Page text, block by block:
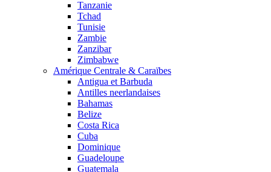
Tanzanie
Tchad
Tunisie
Zambie
Zanzibar
Zimbabwe
Amérique Centrale & Caraïbes
Antigua et Barbuda
Antilles neerlandaises
Bahamas
Belize
Costa Rica
Cuba
Dominique
Guadeloupe
Guatemala